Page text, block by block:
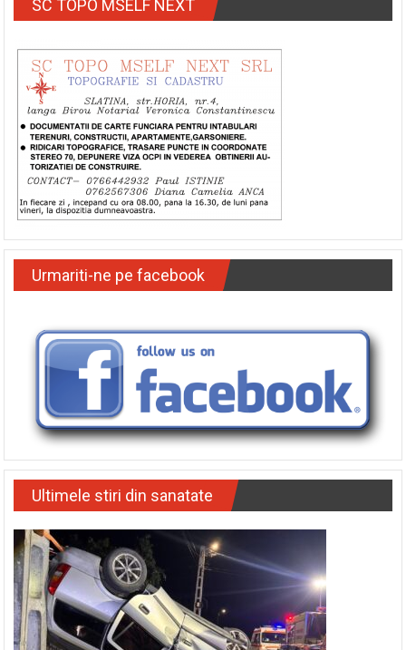
SC TOPO MSELF NEXT
Urmariti-ne pe facebook
Ultimele stiri din sanatate